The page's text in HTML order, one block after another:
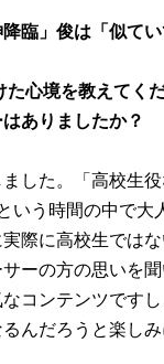
臨」俊は「似てい
心境を教えてく
ありましたか？
した。「高校生
いう時間の中で大
際に高校生では
ーの方の思いを聞
コンテンツです
んだろうと楽しみ